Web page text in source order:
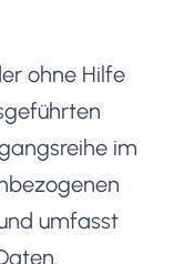
ohne Hilfe
im
umfasst